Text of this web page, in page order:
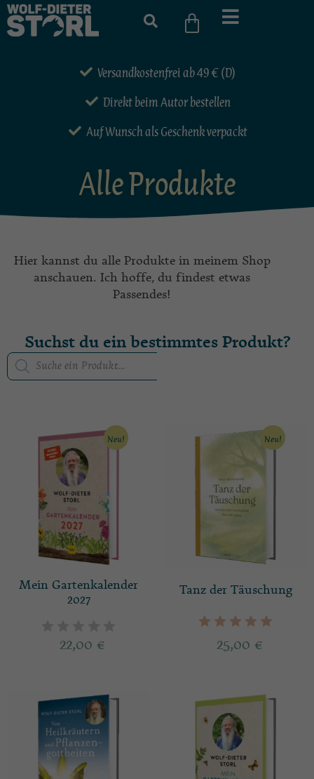
Versandkostenfrei ab 49 € (D)
Direkt beim Autor bestellen
Auf Wunsch als Geschenk verpackt
Alle Produkte
Hier kannst du alle Produkte in meinem Shop
anschauen. Ich hoffe, du findest etwas
Passendes!
Suchst du ein bestimmtes Produkt?
Neu!
Mein Gartenkalender
2027
22,00 €
Neu!
Tanz der Täuschung
25,00 €